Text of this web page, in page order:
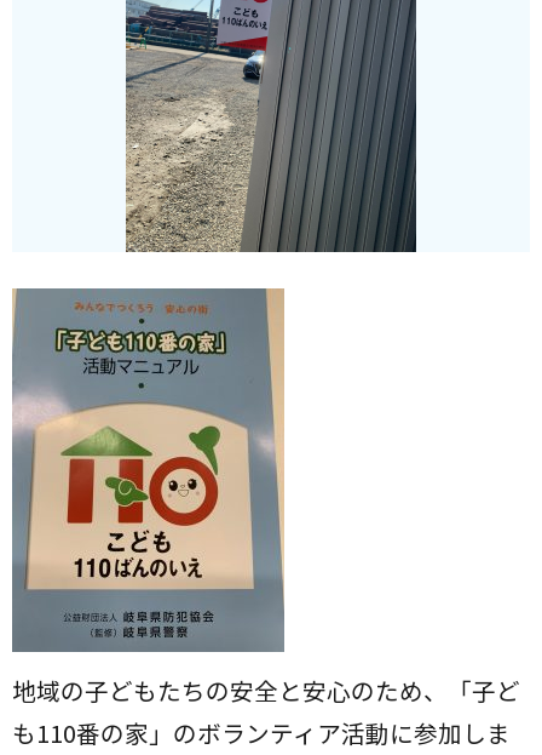
地域の子どもたちの安全と安心のため、「子ど
も110番の家」のボランティア活動に参加しま